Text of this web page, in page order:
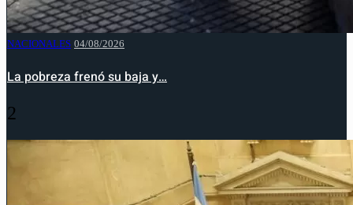
NACIONALES 04/08/2026
La pobreza frenó su baja y…
2